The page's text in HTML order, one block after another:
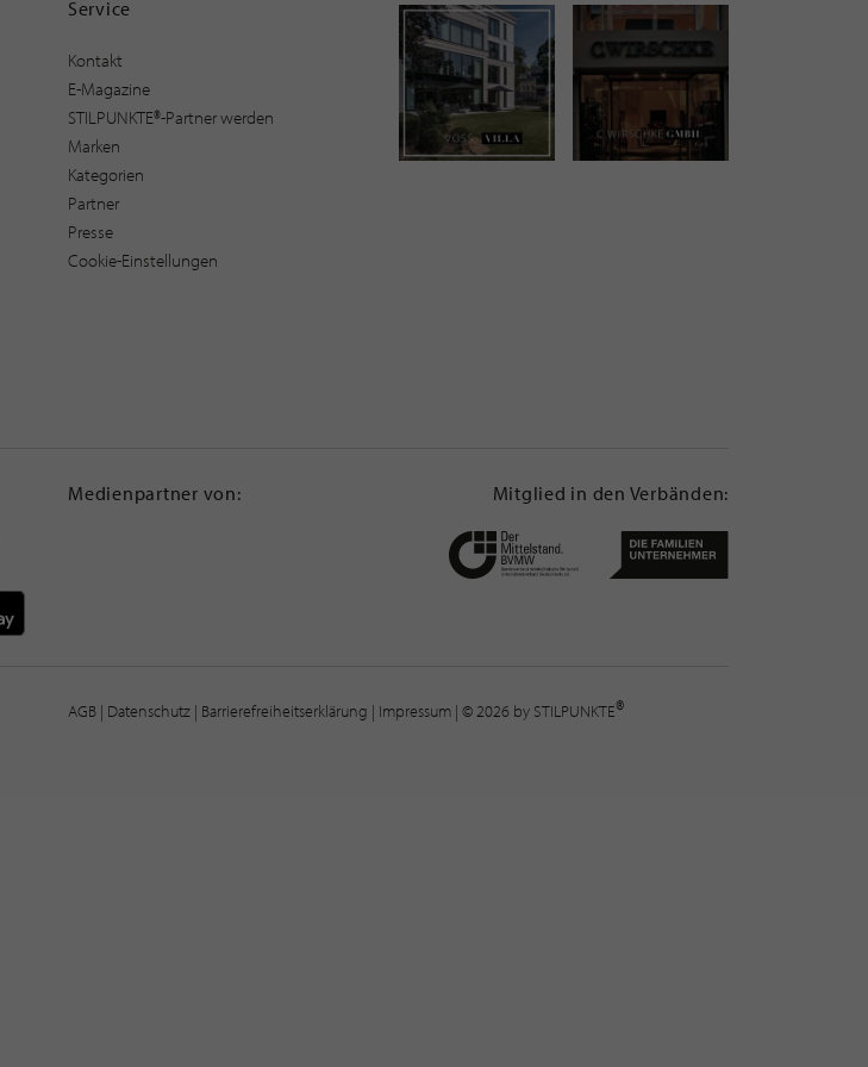
Service
Kontakt
E-Magazine
STILPUNKTE®-Partner werden
Marken
Kategorien
Partner
Presse
Cookie-Einstellungen
Medienpartner von: Mitglied in den Verbänden:
AGB | Datenschutz | Barrierefreiheitserklärung | Impressum | © 2026 by STILPUNKTE®